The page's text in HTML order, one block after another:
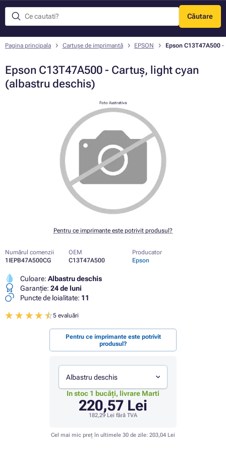
Căutare
Meniu
Pagina principala Cartușe de imprimantă EPSON Epson C13T47A500
Epson C13T47A500 - Cartuș, light cyan
(albastru deschis)
Foto ilustrativa
Pentru ce imprimante este potrivit produsul?
Numărul comenzii
1IEPB47A500CG
OEM
C13T47A500
Producator
Epson
Culoare: Albastru deschis
Garanţie: 24 de luni
Puncte de loialitate: 11
5 evaluări
Pentru ce imprimante este potrivit
produsul?
Albastru deschis
In stoc 1 bucăți, livrare Marti
220,57 Lei
182,29 Lei fără TVA
Cel mai mic preț în ultimele 30 de zile: 203,04 Lei